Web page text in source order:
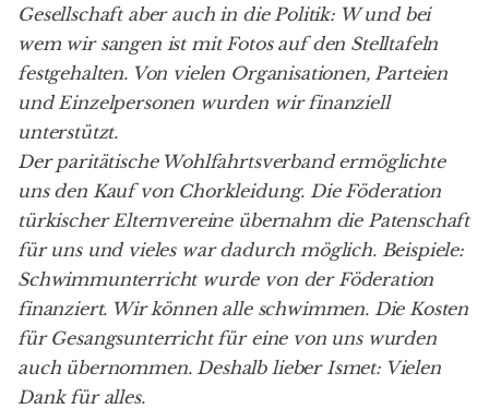
Gesellschaft aber auch in die Politik: W und bei
wem wir sangen ist mit Fotos auf den Stelltafeln
festgehalten. Von vielen Organisationen, Parteien
und Einzelpersonen wurden wir finanziell
unterstützt.
Der paritätische Wohlfahrtsverband ermöglichte
uns den Kauf von Chorkleidung. Die Föderation
türkischer Elternvereine übernahm die Patenschaft
für uns und vieles war dadurch möglich. Beispiele:
Schwimmunterricht wurde von der Föderation
finanziert. Wir können alle schwimmen. Die Kosten
für Gesangsunterricht für eine von uns wurden
auch übernommen. Deshalb lieber Ismet: Vielen
Dank für alles.